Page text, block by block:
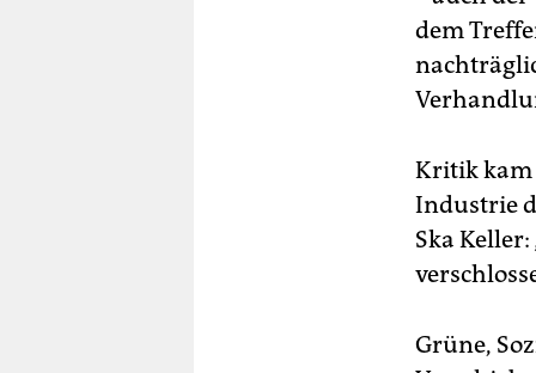
dem
Kritik kam
Industrie
Ska
Grüne,